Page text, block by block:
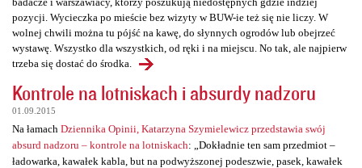
pozycji. Wycieczka po mieście bez wizyty w BUW-ie też się nie liczy. W
wolnej chwili można tu pójść na kawę, do słynnych ogrodów lub obejrzeć
wystawę. Wszystko dla wszystkich, od ręki i na miejscu. No tak, ale najpierw
trzeba się dostać do środka.
Kontrole na lotniskach i absurdy nadzoru
01.09.2015
Na łamach Dziennika Opinii, Katarzyna Szymielewicz przedstawia swój
absurd nadzoru – kontrole na lotniskach: „Dokładnie ten sam przedmiot –
ładowarka, kawałek kabla, but na podwyższonej podeszwie, pasek, kawałek